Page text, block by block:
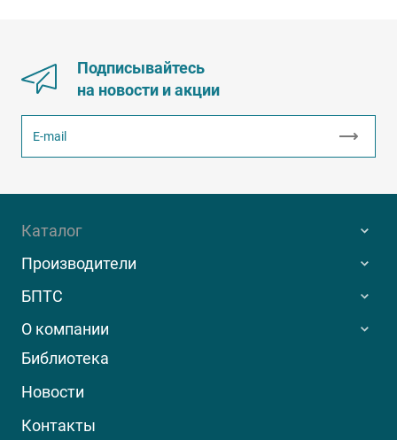
Подписывайтесь
на новости и акции
Каталог
Производители
БПТС
О компании
Библиотека
Новости
Контакты